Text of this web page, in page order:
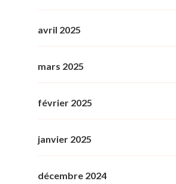
avril 2025
mars 2025
février 2025
janvier 2025
décembre 2024